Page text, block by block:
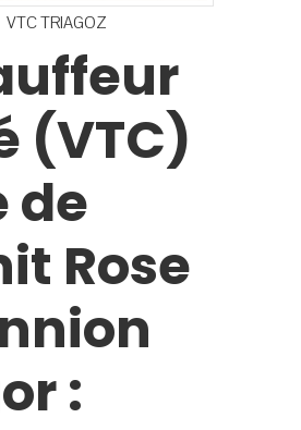
VTC TRIAGOZ
(VTC)
de
Rose
: